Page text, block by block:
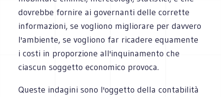
dovrebbe fornire ai governanti delle corrette
informazioni, se vogliono migliorare per davvero
l'ambiente, se vogliono far ricadere equamente
i costi in proporzione all'inquinamento che
ciascun soggetto economico provoca.
Queste indagini sono l'oggetto della contabilità